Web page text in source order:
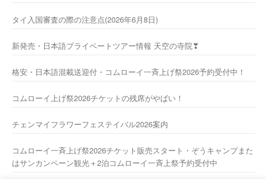
タイ入国審査の際の注意点(2026年6月8日)
新発売・日本語プライベートツアー情報 天空の寺院❣
格安・日本語混載送迎付・コムローイ一斉上げ祭2026予約受付中！
コムローイ上げ祭2026チケットの残席がやばい！
チェンマイフラワーフェステイバル2026案内
コムローイ一斉上げ祭2026チケット販売スタート・ぞうキャンプまた
はサンカンペーン観光＋2泊コムローイ一斉上祭予約受付中